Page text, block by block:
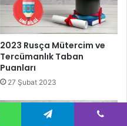
2023 Rusça Mütercim ve
Tercümanlık Taban
Puanları
27 Şubat 2023